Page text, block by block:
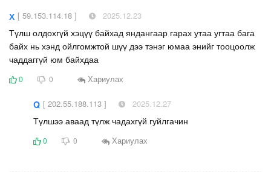
Х [ 59.153.114.18 ] 2025.12.23
Түлш олдохгүй хэцүү байхад яндангаар гарах утаа угтаа бага
байх нь хэнд ойлгомжтой шүү дээ тэнэг юмаа энийг тооцоолж
чаддаггүй юм байхдаа
0 0 Хариулах
Q [ 202.55.188.113 ] 2025.12.27
Түлшээ аваад түлж чадахгүй гуйлгачин
0 0 Хариулах